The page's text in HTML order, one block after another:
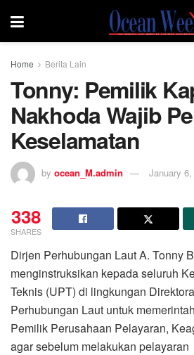
Home Berita Lain
Tonny: Pemilik
Nakhoda Wajib
Keselamatan
by ocean_M.admin January
338
SHARES
Dirjen Perhubungan Laut A. Tonny
menginstruksikan kepada seluruh
Teknis (UPT) di lingkungan
Perhubungan Laut untuk
Pemilik Perusahaan Pelayaran,
agar sebelum melakukan